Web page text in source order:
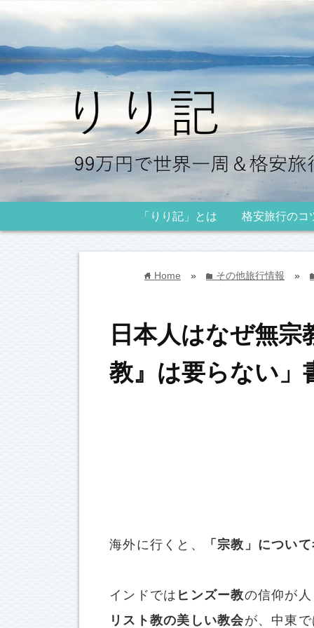
「りり記」とは 格安旅行のコ
home Home » folder その他旅行情報 »
日本人はなぜ無
教』は要らない」
海外に行くと、 「宗教」につい
インドでは ヒンズー教の信仰が
リスト教の美しい教会が、中東